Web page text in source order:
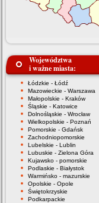
Województwa
i ważne miasta:
Łódzkie - Łódź
Mazowieckie - Warszawa
Małopolskie - Kraków
Śląskie - Katowice
Dolnośląskie - Wrocław
Wielkopolskie - Poznań
Pomorskie - Gdańsk
Zachodniopomorskie
Lubelskie - Lublin
Lubuskie - Zielona Góra
Kujawsko - pomorskie
Podlaskie - Białystok
Warmińsko - mazurskie
Opolskie - Opole
Świętokrzyskie
Podkarpackie